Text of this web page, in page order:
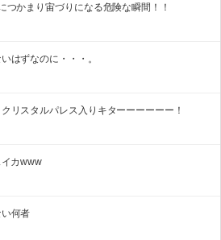
つかまり宙づりになる危険な瞬間！！
はずなのに・・・。
リスタルパレス入りキターーーーーー！
イカwww
い何者